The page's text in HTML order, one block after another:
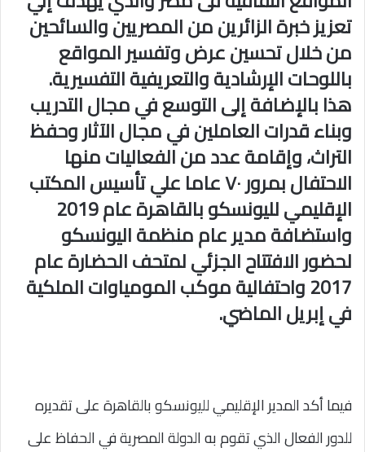
تعزيز خبرة الزائرين من المصريين والسائحين
من خلال تحسين عرض وتفسير المواقع
باللوحات الإرشادية والتعريفية التفسيرية.
هذا بالإضافة إلى التوسع في مجال التدريب
وبناء قدرات العاملين في مجال الآثار وحفظ
التراث، وإقامة عدد من الفعاليات منها
الاحتفال بمرور ٧٠ عاما علي تأسيس المكتب
الإقليمي لليونسكو بالقاهرة عام 2019
واستضافة مدير عام منظمة اليونسكو
لحضور الافتتاح الجزئي لمتحف الحضارة عام
2017 واحتفالية موكب المومياوات الملكية
في إبريل الماضي.
فيما أكد المدير الإقليمي لليونسكو بالقاهرة على تقديره
للدور الفعال الذي تقوم به الدولة المصرية في الحفاظ على